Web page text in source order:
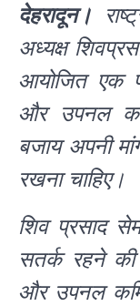
देहरादून।
अध्यक्ष
आयोजित एक
और उपनल
बजाय अपनी
रखना चाहिए।
शिव प्रसाद
सतर्क रहने
और उपनल